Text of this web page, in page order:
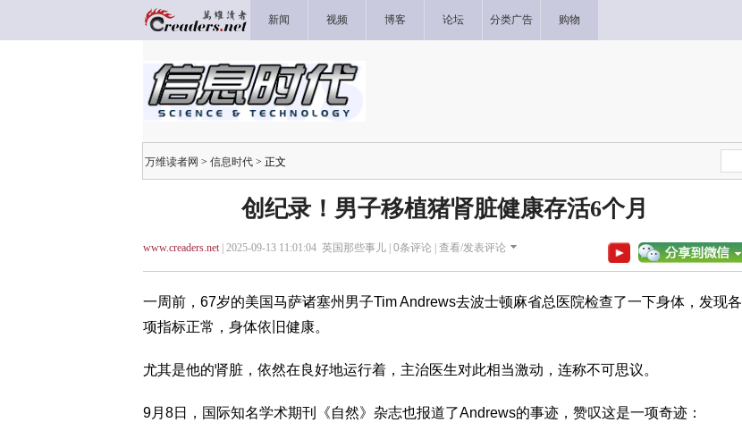
新闻 视频 博客 论坛 分类广告 购物
万维读者网 > 信息时代 > 正文
创纪录！男子移植猪肾脏健康存活6个月
www.creaders.net| 2025-09-13 11:01:04 英国那些事儿 | 0条评论 | 查看/发表评论
一周前，67岁的美国马萨诸塞州男子Tim Andrews去波士顿麻省总医院检查了一下身体，发现各
项指标正常，身体依旧健康。
尤其是他的肾脏，依然在良好地运行着，主治医生对此相当激动，连称不可思议。
9月8日，国际知名学术期刊《自然》杂志也报道了Andrews的事迹，赞叹这是一项奇迹：